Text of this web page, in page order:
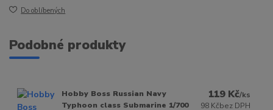
Do oblíbených
Podobné produkty
Hobby Boss Russian Navy
Typhoon class Submarine 1/700
119 Kč/ks
98 Kčbez DPH